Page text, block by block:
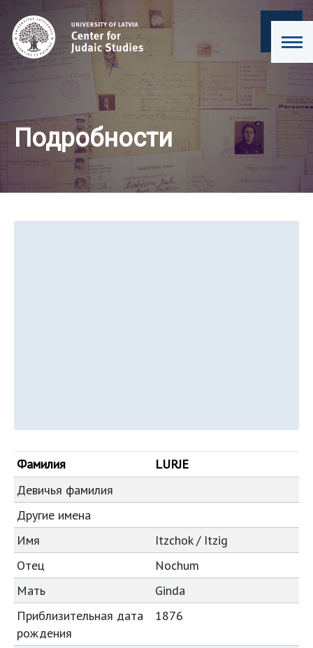
Подробности
Фамилия
LURJE
Девичья фамилия
Другие имена
Имя
Itzchok / Itzig
Отец
Nochum
Мать
Ginda
Приблизительная дата
рождения
1876